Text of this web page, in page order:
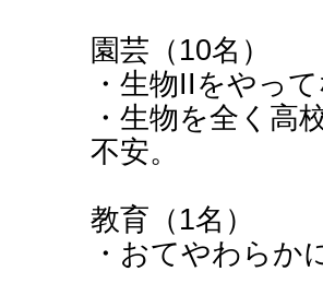
園芸（10名）
・生物IIをやっ
・生物を全く高
不安。
教育（1名）
・おてやわらか